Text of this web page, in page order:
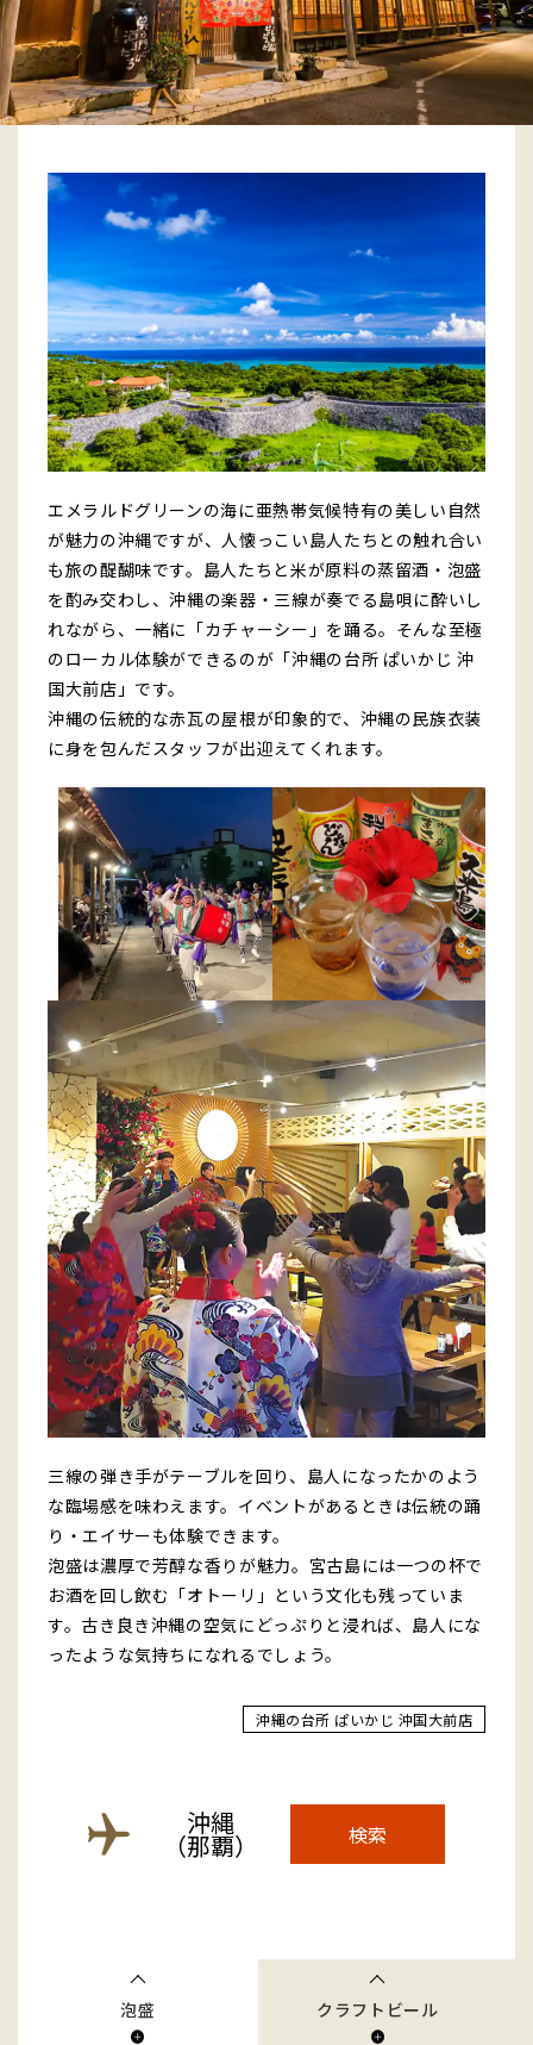
エメラルドグリーンの海に亜熱帯気候特有の美しい自然
が魅力の沖縄ですが、人懐っこい島人たちとの触れ合い
も旅の醍醐味です。島人たちと米が原料の蒸留酒・泡盛
を酌み交わし、沖縄の楽器・三線が奏でる島唄に酔いし
れながら、一緒に「カチャーシー」を踊る。そんな至極
のローカル体験ができるのが「沖縄の台所 ぱいかじ 沖
国大前店」です。
沖縄の伝統的な赤瓦の屋根が印象的で、沖縄の民族衣装
に身を包んだスタッフが出迎えてくれます。
三線の弾き手がテーブルを回り、島人になったかのよう
な臨場感を味わえます。イベントがあるときは伝統の踊
り・エイサーも体験できます。
泡盛は濃厚で芳醇な香りが魅力。宮古島には一つの杯で
お酒を回し飲む「オトーリ」という文化も残っていま
す。古き良き沖縄の空気にどっぷりと浸れば、島人にな
ったような気持ちになれるでしょう。
沖縄の台所 ぱいかじ 沖国大前店
沖縄
（那覇） 検索
泡盛 クラフトビール